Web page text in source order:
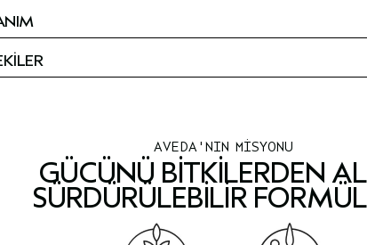
AVEDA'NIN MİSYONU
GÜCÜNÜ BITKILERDEN
SÜRDÜRÜLEBILIR